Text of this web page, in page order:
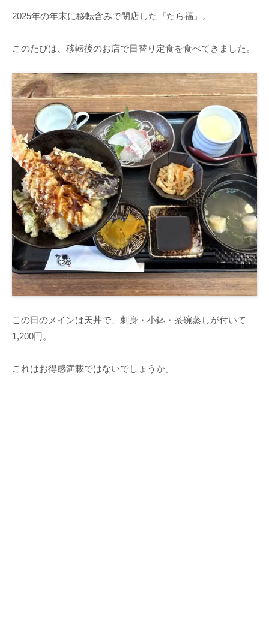
2025年の年末に移転含みで閉店した『たら福』。
このたびは、移転後のお店で日替り定食を食べてきました。
この日のメインは天丼で、刺身・小鉢・茶碗蒸しが付いて
1,200円。
これはお得感満載ではないでしょうか。